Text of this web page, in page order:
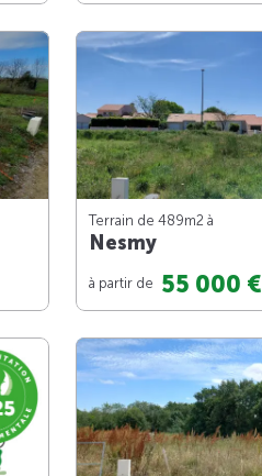
Terrain de 489m2 à
Nesmy
à partir de 55 000 €